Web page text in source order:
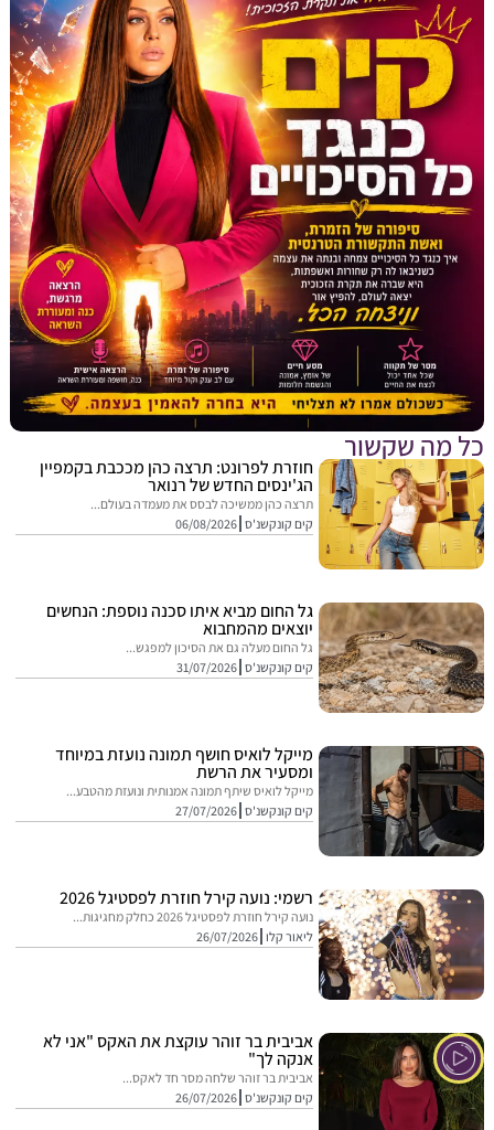
שקשור
חוזרת לפרונט: תרצה כהן מככבת בקמפיין
הג'ינסים החדש של רנואר
תרצה כהן ממשיכה לבסס את מעמדה בעולם...
קים קונקשנ'ס 06/08/2026
גל החום מביא איתו סכנה נוספת: הנחשים
יוצאים מהמחבוא
גל החום מעלה גם את הסיכון למפגש...
קים קונקשנ'ס 31/07/2026
מייקל לואיס חושף תמונה נועזת במיוחד
ומסעיר את הרשת
מייקל לואיס שיתף תמונה אמנותית ונועזת מהטבע...
קים קונקשנ'ס 27/07/2026
רשמי: נועה קירל חוזרת לפסטיגל 2026
נועה קירל חוזרת לפסטיגל 2026 כחלק מחגיגות...
ליאור קלו 26/07/2026
אביבית בר זוהר עוקצת את האקס "אני לא
אנקה לך"
אביבית בר זוהר שלחה מסר חד לאקס...
קים קונקשנ'ס 26/07/2026